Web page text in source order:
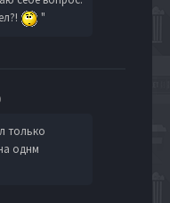
"
только
однм